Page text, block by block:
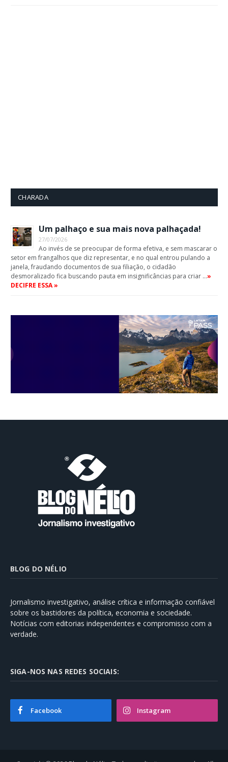
CHARADA
Um palhaço e sua mais nova palhaçada!
27/07/2026
Ao invés de se preocupar de forma efetiva, e sem mascarar o
setor em frangalhos que diz representar, e no qual entrou pulando a
janela, fraudando documentos de sua filiação, o cidadão
desmoralizado fica buscando pauta em insignificâncias para criar …»
DECIFRE ESSA »
BLOG DO NÉLIO
Jornalismo investigativo, análise crítica e informação confiável
sobre os bastidores da política, economia e sociedade.
Notícias com editorias independentes e compromisso com a
verdade.
SIGA-NOS NAS REDES SOCIAIS:
Facebook Instagram